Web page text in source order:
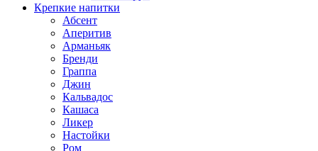
Крепкие напитки
Абсент
Аперитив
Арманьяк
Бренди
Граппа
Джин
Кальвадос
Кашаса
Ликер
Настойки
Ром